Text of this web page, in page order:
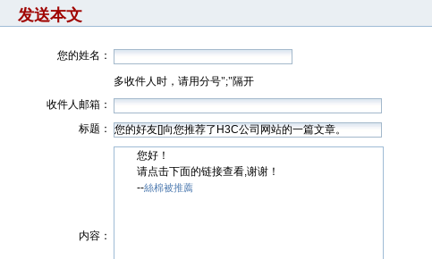
发送本文
您的姓名：
多收件人时，请用分号";"隔开
收件人邮箱：
标题：
内容：
您好！
请点击下面的链接查看,谢谢！
--絲棉被推薦